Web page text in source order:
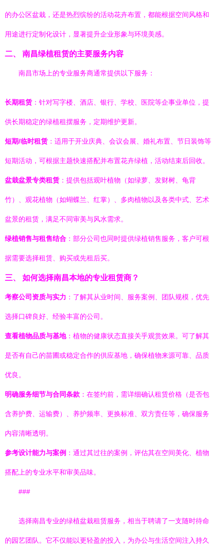
的办公区盆栽，还是热烈缤纷的活动花卉布置，都能根据空间风格和
用途进行定制化设计，显著提升企业形象与环境美感。
二、 南昌绿植租赁的主要服务内容
南昌市场上的专业服务商通常提供以下服务：
长期租赁 ：针对写字楼、酒店、银行、学校、医院等企事业单位，提
供长期稳定的绿植租摆服务，定期维护更新。
短期/临时租赁 ：适用于开业庆典、会议会展、婚礼布置、节日装饰等
短期活动，可根据主题快速搭配并布置花卉绿植，活动结束后回收。
盆栽盆景专类租赁 ：提供包括观叶植物（如绿萝、发财树、龟背
竹）、观花植物（如蝴蝶兰、红掌）、多肉植物以及各类中式、艺术
盆景的租赁，满足不同审美与风水需求。
绿植销售与租售结合 ：部分公司也同时提供绿植销售服务，客户可根
据需要选择租赁、购买或先租后买。
三、 如何选择南昌本地的专业租赁商？
考察公司资质与实力 ：了解其从业时间、服务案例、团队规模，优先
选择口碑良好、经验丰富的公司。
查看植物品质与基地：植物的健康状态直接关乎观赏效果。可了解其
是否有自己的苗圃或稳定合作的供应基地，确保植物来源可靠、品质
优良。
明确服务细节与合同条款 ：在签约前，需详细确认租赁价格（是否包
含养护费、运输费）、养护频率、更换标准、双方责任等，确保服务
内容清晰透明。
参考设计能力与案例 ：通过其过往的案例，评估其在空间美化、植物
搭配上的专业水平和审美品味。
###
选择南昌专业的绿植盆栽租赁服务，相当于聘请了一支随时待命
的园艺团队。它不仅能以更轻盈的投入，为办公与生活空间注入持久